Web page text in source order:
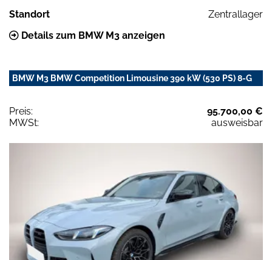
Standort
Zentrallager
Details zum BMW M3 anzeigen
BMW M3 BMW Competition Limousine 390 kW (530 PS) 8-G
Preis:
95.700,00 €
MWSt:
ausweisbar